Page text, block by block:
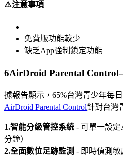
⚠️注意事項
免費版功能較少
缺乏App強制鎖定功能
6AirDroid Parental
據報告顯示，65%台灣青少年每
AirDroid Parental Control針對台灣
1.智能分級管控系統 - 可單一設
分鐘）
2.全面數位足跡監測 - 即時偵測敏